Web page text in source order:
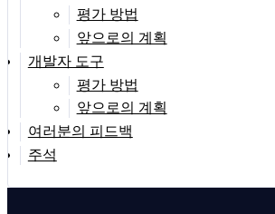
평가 방법
앞으로의 계획
개발자 도구
평가 방법
앞으로의 계획
여러분의 피드백
주석